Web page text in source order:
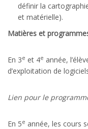
définir la
et matérielle).
Matières et
En 3e et 4e année,
d’exploitation de
Lien pour le
En 5e année, les cours